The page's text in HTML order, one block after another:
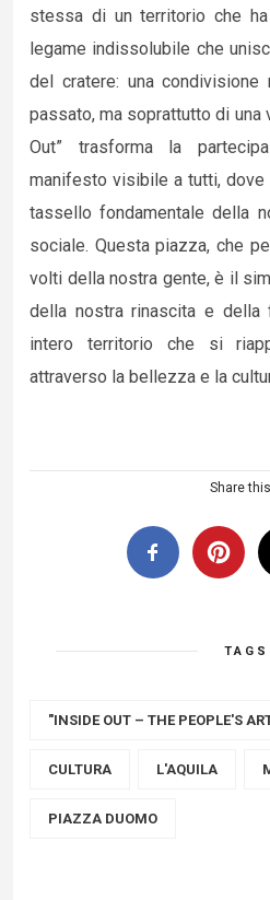
stessa di un territorio che ha
legame indissolubile che
del cratere: una
passato, ma soprattutto di una
Out” trasforma la
manifesto visibile a tutti,
tassello fondamentale della
sociale. Questa piazza, che
volti della nostra gente, è il
della nostra rinascita e della
intero territorio che si
attraverso la bellezza e la
Share
TAGS
"INSIDE OUT – THE PEOPLE'S
CULTURA L'AQUILA
PIAZZA DUOMO